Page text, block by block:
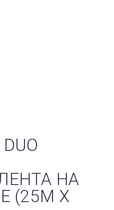
НА
(25М Х